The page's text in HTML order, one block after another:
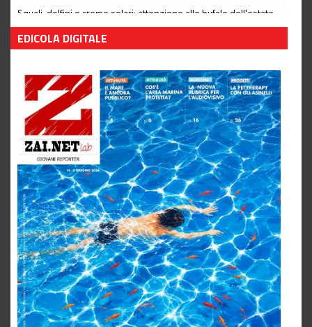
Squali, delfini e creme solari: attenzione alle bufale dell'estate
Leggi tutto
EDICOLA DIGITALE